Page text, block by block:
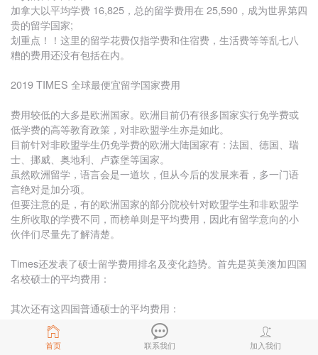
首页 联系我们 加入我们
加拿大以平均学费 16,825，总的留学费用在 25,590，成为世界第四
贵的留学国家;
划重点！！这里的留学花费仅指学费和住宿费，生活费等等乱七八
糟的费用还没有包括在内。
2019 TIMES 全球最便宜留学国家费用
费用较低的大多是欧洲国家。欧洲目前仍有很多国家实行免学费或
低学费的高等教育政策，对非欧盟学生亦是如此。
目前针对非欧盟学生仍免学费的欧洲大陆国家有：法国、德国、瑞
士、挪威、奥地利、卢森堡等国家。
虽然欧洲留学，语言会是一道坎，但从今后的发展来看，多一门语
言绝对是加分项。
但要注意的是，有的欧洲国家的部分院校针对欧盟学生和非欧盟学
生所收取的学费不同，而榜单则是平均费用，因此有留学意向的小
伙伴们尽量先了解清楚。
Times还发表了硕士留学费用排名及变化趋势。首先是英美澳加四国
名校硕士的平均费用：
其次还有这四国普通硕士的平均费用：
英国名校硕士留学学费平均约18000英磅，生活费平均8000英磅，